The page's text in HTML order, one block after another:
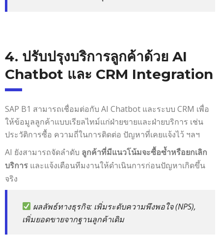
4. ปรับปรุงบริการลูกค้าด้วย AI
Chatbot และ CRM Integration
SAP B1 สามารถเชื่อมต่อกับ AI Chatbot และระบบ CRM เพื่อ
ให้ข้อมูลลูกค้าแบบเรียลไทม์แก่ฝ่ายขายและฝ่ายบริการ เช่น
ประวัติการซื้อ ความถี่ในการติดต่อ ปัญหาที่เคยแจ้งไว้ ฯลฯ
AI ยังสามารถจัดลำดับ ลูกค้าที่มีแนวโน้มจะซื้อซ้ำหรือยกเลิก
บริการ และแจ้งเตือนทีมงานให้ดำเนินการก่อนปัญหาเกิดขึ้น
จริง
ผลลัพธ์ทางธุรกิจ: เพิ่มระดับความพึงพอใจ (NPS),
เพิ่มยอดขายจากฐานลูกค้าเดิม